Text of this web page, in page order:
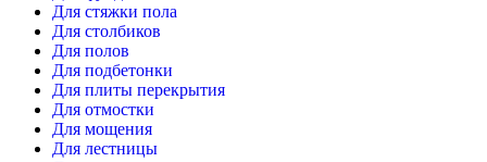
Для стяжки пола
Для столбиков
Для полов
Для подбетонки
Для плиты перекрытия
Для отмостки
Для мощения
Для лестницы